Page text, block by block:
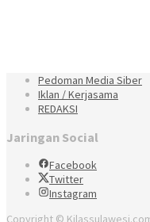
Pedoman Media Siber
Iklan / Kerjasama
REDAKSI
Jaringan Social
Facebook
Twitter
Instagram
Copyright ©